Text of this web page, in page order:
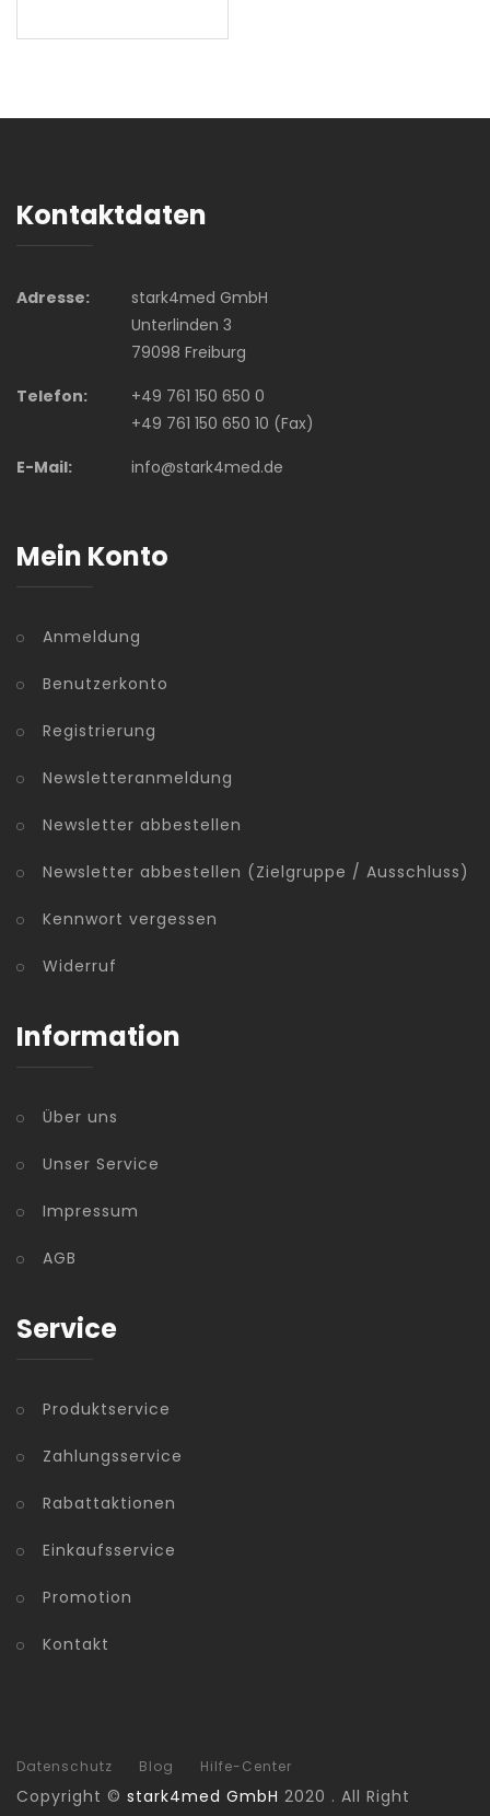
Kontaktdaten
Adresse:
stark4med GmbH
Unterlinden 3
79098 Freiburg
Telefon:
+49 761 150 650 0
+49 761 150 650 10 (Fax)
E-Mail:
info@stark4med.de
Mein Konto
Anmeldung
Benutzerkonto
Registrierung
Newsletteranmeldung
Newsletter abbestellen
Newsletter abbestellen (Zielgruppe / Ausschluss)
Kennwort vergessen
Widerruf
Information
Über uns
Unser Service
Impressum
AGB
Service
Produktservice
Zahlungsservice
Rabattaktionen
Einkaufsservice
Promotion
Kontakt
Datenschutz Blog Hilfe-Center
Copyright © stark4med GmbH 2020 . All Right